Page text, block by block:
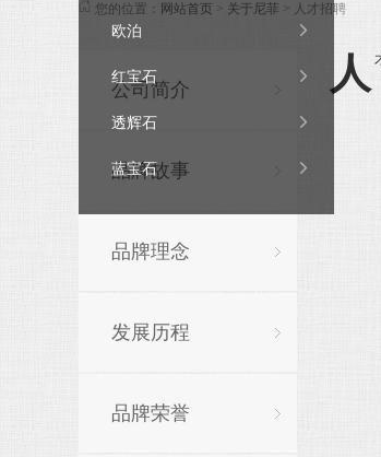
欧泊 
红宝石 
透辉石 
蓝宝石 
您的位置： 网站首页 > 关于尼菲 > 人才招聘
公司简介
品牌故事
品牌理念
发展历程
品牌荣誉